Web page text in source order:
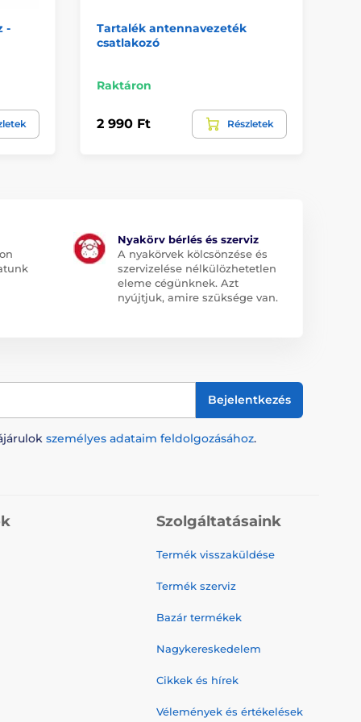
-
Tartalék antennavezeték
csatlakozó
Raktáron
2 990 Ft Részletek
Nyakörv bérlés és szerviz
A nyakörvek kölcsönzése és
szervizelése nélkülözhetetlen
eleme cégünknek. Azt
nyújtjuk, amire szüksége van.
Bejelentkezés
személyes adataim feldolgozásához.
Szolgáltatásaink
Termék visszaküldése
Termék szerviz
Bazár termékek
Nagykereskedelem
Cikkek és hírek
Vélemények és értékelések